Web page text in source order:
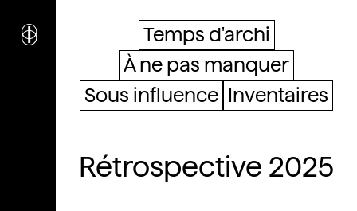
i culturel
rchitecture
Wallonie-Bruxelles
Temps d'archi
À ne pas manquer
Sous influence Inventaires
Rétrospective 2025